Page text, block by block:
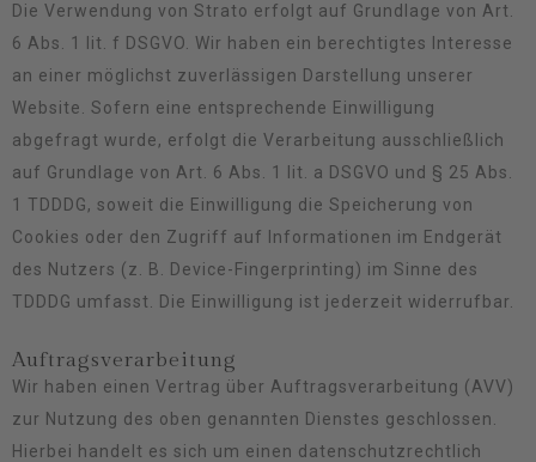
Die Verwendung von Strato erfolgt auf Grundlage von Art.
6 Abs. 1 lit. f DSGVO. Wir haben ein berechtigtes Interesse
an einer möglichst zuverlässigen Darstellung unserer
Website. Sofern eine entsprechende Einwilligung
abgefragt wurde, erfolgt die Verarbeitung ausschließlich
auf Grundlage von Art. 6 Abs. 1 lit. a DSGVO und § 25 Abs.
1 TDDDG, soweit die Einwilligung die Speicherung von
Cookies oder den Zugriff auf Informationen im Endgerät
des Nutzers (z. B. Device-Fingerprinting) im Sinne des
TDDDG umfasst. Die Einwilligung ist jederzeit widerrufbar.
Auftragsverarbeitung
Wir haben einen Vertrag über Auftragsverarbeitung (AVV)
zur Nutzung des oben genannten Dienstes geschlossen.
Hierbei handelt es sich um einen datenschutzrechtlich